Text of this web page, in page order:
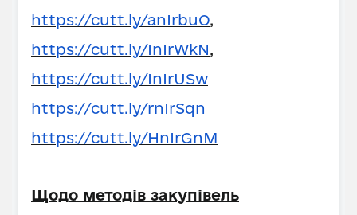
https://cutt.ly/anIrbuO,
https://cutt.ly/InIrWkN,
https://cutt.ly/InIrUSw
https://cutt.ly/rnIrSqn
https://cutt.ly/HnIrGnM
Щодо методів закупівель